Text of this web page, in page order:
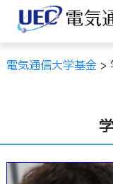
電気通信大学基金>